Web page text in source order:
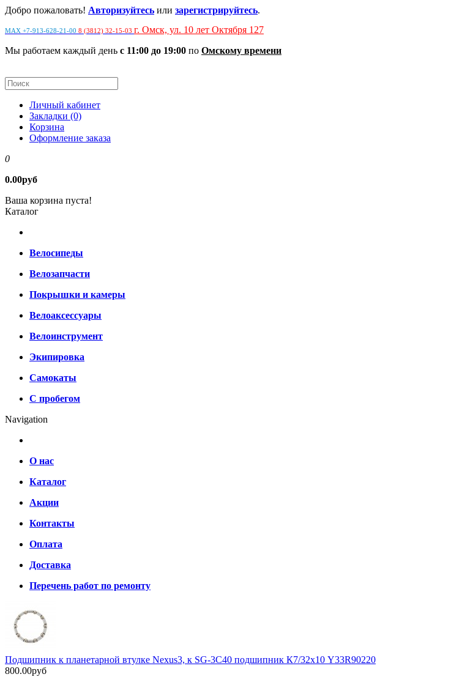
Добро пожаловать! Авторизуйтесь или зарегистрируйтесь.
MAX +7-913-628-21-00 8 (3812) 32-15-03 г. Омск, ул. 10 лет Октября 127
Мы работаем каждый день с 11:00 до 19:00 по Омскому времени
Личный кабинет
Закладки (0)
Корзина
Оформление заказа
0
0.00руб
Ваша корзина пуста!
Каталог
Велосипеды
Велозапчасти
Покрышки и камеры
Велоаксессуары
Велоинструмент
Экипировка
Самокаты
С пробегом
Navigation
О нас
Каталог
Акции
Контакты
Оплата
Доставка
Перечень работ по ремонту
Подшипник к планетарной втулке Nexus3, к SG-3C40 подшипник К7/32х10 Y33R90220
800.00руб